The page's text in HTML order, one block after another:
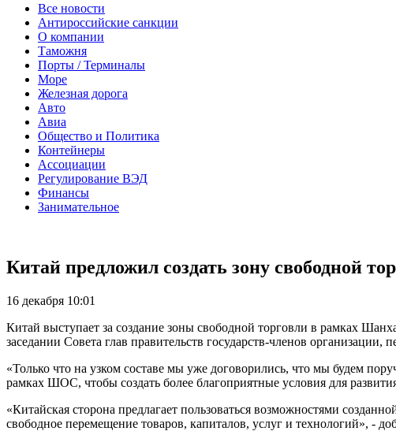
Все новости
Антироссийские санкции
О компании
Таможня
Порты / Терминалы
Море
Железная дорога
Авто
Авиа
Общество и Политика
Контейнеры
Ассоциации
Регулирование ВЭД
Финансы
Занимательное
Китай предложил создать зону свободной
16 декабря 10:01
Китай выступает за создание зоны свободной торговли в рамках
заседании Совета глав правительств государств-членов организации,
«Только что на узком составе мы уже договорились, что мы будем
рамках ШОС, чтобы создать более благоприятные условия для
«Китайская сторона предлагает пользоваться возможностями
свободное перемещение товаров, капиталов, услуг и технологий», -